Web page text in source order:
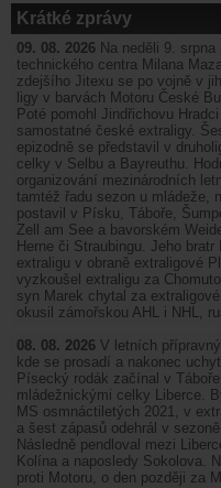
Krátké zprávy
09. 08. 2026 Na neděli 9.
technického centra Milana
zdejšího Jitexu se po vojně v
ligy v barvách Motoru České
Poté pomohl Jindřichovu
samostatné české extraligy.
epizodně se představil v
celky v Selbu a Bayreuthu.
organizování mezinárodních
tamtéž řadu sezon u mládeže,
postavil v Písku, Táboře,
Zell am See a bavorském
Herne či Straubingu. Jeho
extraligu v obraně extraligové
vyzkoušel extraligu za
syn Marek chytal za
okusil zámořskou AHL i NHL,
08. 08. 2026 V letních
kde se prosadí a nakonec
Písecký rodák začínal v
mládežnickými celky Liberce.
MS osmnáctiletých 2021, v
a šest zápasů odehrál v
Následně pendloval mezi
Kolína a naposledy Sokolova.
proti Motoru, o den později za